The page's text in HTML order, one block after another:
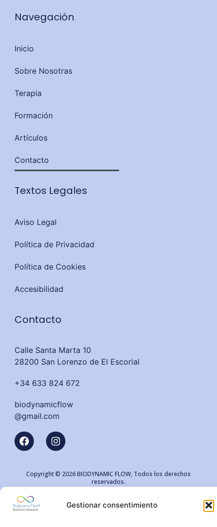
Gestionar consentimiento
Navegación
Inicio
Sobre Nosotras
Terapia
Formación
Artículos
Contacto
Textos Legales
Aviso Legal
Política de Privacidad
Política de Cookies
Accesibilidad
Contacto
Calle Santa Marta 10
28200 San Lorenzo de El Escorial
+34 633 824 672
biodynamicflow
@gmail.com
Copyright © 2026 BIODYNAMIC FLOW, Todos los derechos
reservados.